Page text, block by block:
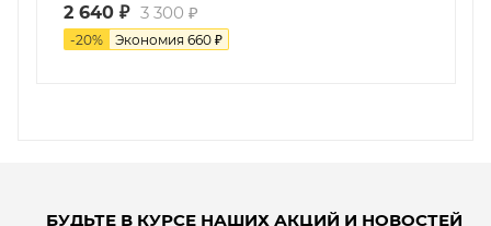
2 640 ₽ 3 300 ₽
-20% Экономия 660 ₽
БУДЬТЕ В КУРСЕ НАШИХ АКЦИЙ И НОВОСТЕЙ